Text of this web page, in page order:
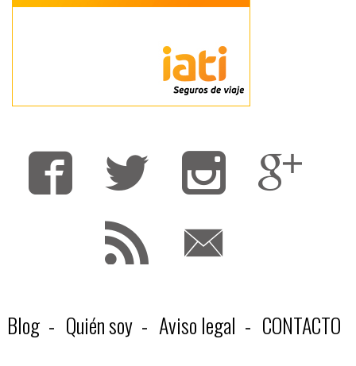
Blog Quién soy Aviso legal CONTACTO